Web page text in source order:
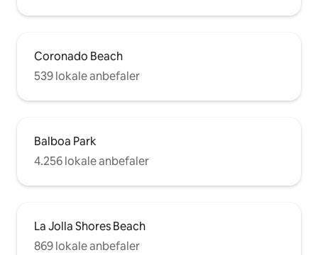
Coronado Beach
539 lokale anbefaler
Balboa Park
4.256 lokale anbefaler
La Jolla Shores Beach
869 lokale anbefaler